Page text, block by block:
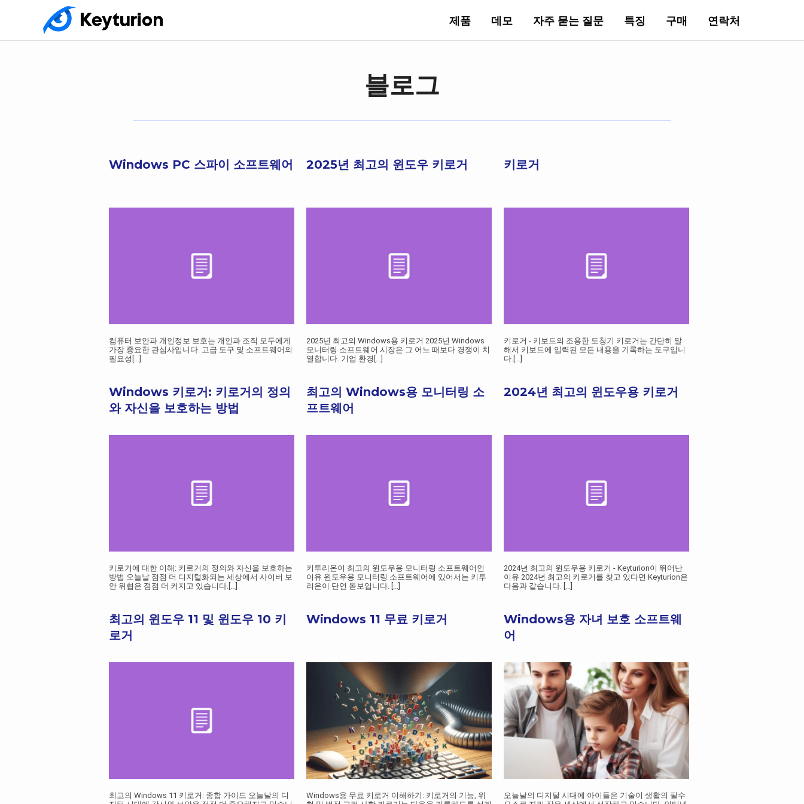
제품 데모 자주 묻는 질문 특징 구매 연락처
블로그
Windows PC 스파이 소프트웨어
컴퓨터 보안과 개인정보 보호는 개인과 조직 모두에게
가장 중요한 관심사입니다. 고급 도구 및 소프트웨어의
필요성
2025년 최고의 윈도우 키로거
2025년 최고의 Windows용 키로거 2025년 Windows
모니터링 소프트웨어 시장은 그 어느 때보다 경쟁이 치
열합니다. 기업 환경
키로거
키로거 - 키보드의 조용한 도청기 키로거는 간단히 말
해서 키보드에 입력된 모든 내용을 기록하는 도구입니
다.
Windows 키로거: 키로거의 정의
와 자신을 보호하는 방법
키로거에 대한 이해: 키로거의 정의와 자신을 보호하는
방법 오늘날 점점 더 디지털화되는 세상에서 사이버 보
안 위협은 점점 더 커지고 있습니다. [...]
최고의 Windows용 모니터링 소
프트웨어
키투리온이 최고의 윈도우용 모니터링 소프트웨어인
이유 윈도우용 모니터링 소프트웨어에 있어서는 키투
리온이 단연 돋보입니다. [...]
2024년 최고의 윈도우용 키로거
2024년 최고의 윈도우용 키로거 - Keyturion이 뛰어난
이유 2024년 최고의 키로거를 찾고 있다면 Keyturion은
다음과 같습니다. [...]
최고의 윈도우 11 및 윈도우 10 키
로거
최고의 Windows 11 키로거: 종합 가이드 오늘날의 디
Windows 11 무료 키로거
Windows용 무료 키로거 이해하기: 키로거의 기능, 위
Windows용 자녀 보호 소프트웨
어
오늘날의 디지털 시대에 아이들은 기술이 생활의 필수